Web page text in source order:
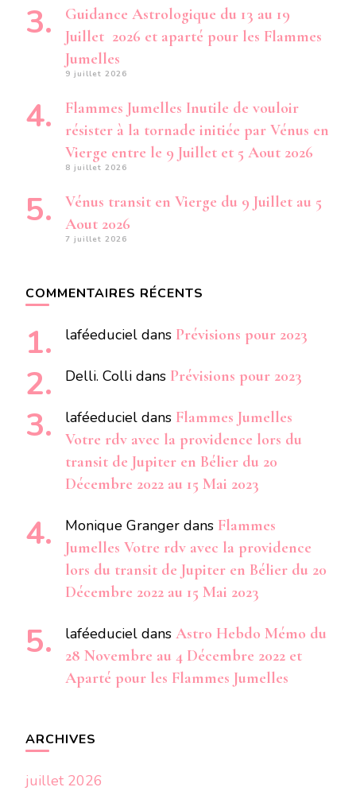
Guidance Astrologique du 13 au 19
Juillet 2026 et aparté pour les Flammes
Jumelles
9 juillet 2026
Flammes Jumelles Inutile de vouloir
résister à la tornade initiée par Vénus en
Vierge entre le 9 Juillet et 5 Aout 2026
8 juillet 2026
Vénus transit en Vierge du 9 Juillet au 5
Aout 2026
7 juillet 2026
COMMENTAIRES RÉCENTS
laféeduciel dans Prévisions pour 2023
Delli. Colli dans Prévisions pour 2023
laféeduciel dans Flammes Jumelles
Votre rdv avec la providence lors du
transit de Jupiter en Bélier du 20
Décembre 2022 au 15 Mai 2023
Monique Granger dans Flammes
Jumelles Votre rdv avec la providence
lors du transit de Jupiter en Bélier du 20
Décembre 2022 au 15 Mai 2023
laféeduciel dans Astro Hebdo Mémo du
28 Novembre au 4 Décembre 2022 et
Aparté pour les Flammes Jumelles
ARCHIVES
juillet 2026